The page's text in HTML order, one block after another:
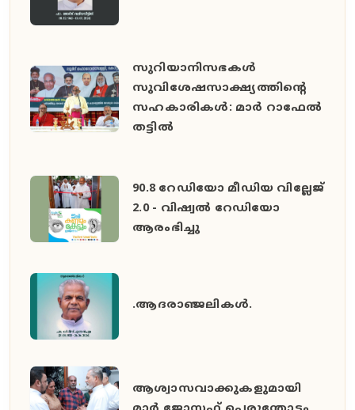
സുറിയാനിസഭകൾ
സുവിശേഷസാക്ഷ്യത്തിൻ്റെ
സഹകാരികൾ: മാർ റാഫേൽ
തട്ടിൽ
90.8 റേഡിയോ മീഡിയ വില്ലേജ്
2.0 - വിഷ്വൽ റേഡിയോ
ആരംഭിച്ചു
.ആദരാഞ്ജലികൾ.
ആശ്വാസവാക്കുകളുമായി